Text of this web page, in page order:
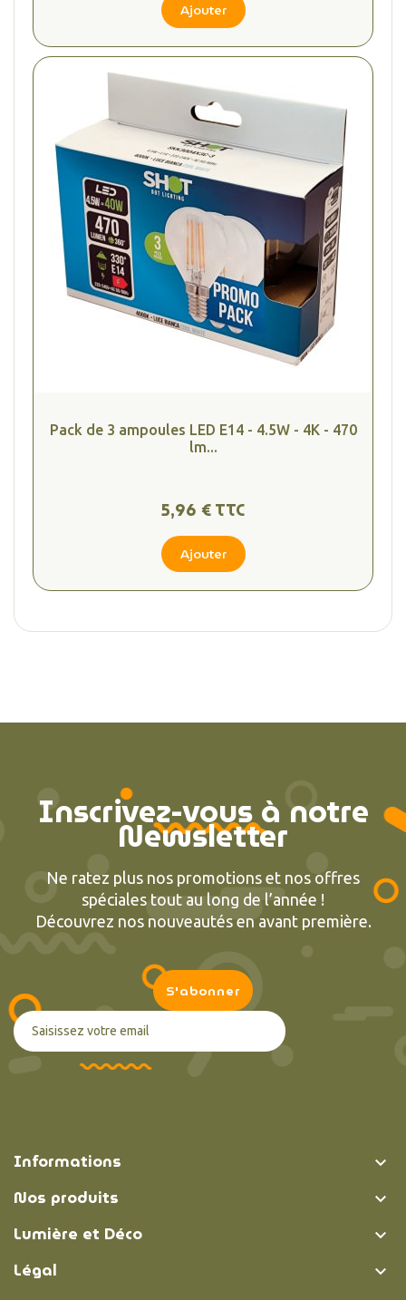
Ajouter
Pack de 3 ampoules LED E14 - 4.5W - 4K - 470
lm...
5,96 € TTC
Ajouter
Inscrivez-vous à notre
Newsletter
Ne ratez plus nos promotions et nos offres
spéciales tout au long de l’année !
Découvrez nos nouveautés en avant première.
Informations 
Nos produits 
Lumière et Déco 
Légal 